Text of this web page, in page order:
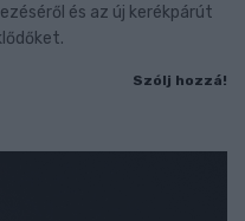
és az új kerékpárút
Szólj hozzá!